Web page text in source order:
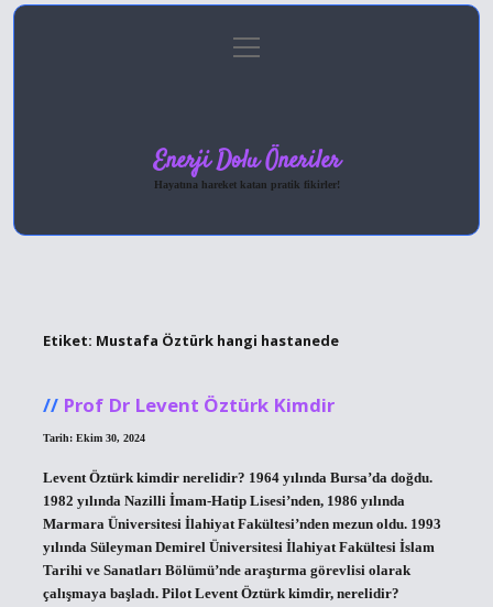
Gizlilik Politikası
menüyü
aç
Enerji Dolu Öneriler
Hayatına hareket katan pratik fikirler!
Etiket: Mustafa Öztürk hangi hastanede
Prof Dr Levent Öztürk Kimdir
Tarih: Ekim 30, 2024
Levent Öztürk kimdir nerelidir? 1964 yılında Bursa’da doğdu.
1982 yılında Nazilli İmam-Hatip Lisesi’nden, 1986 yılında
Marmara Üniversitesi İlahiyat Fakültesi’nden mezun oldu. 1993
yılında Süleyman Demirel Üniversitesi İlahiyat Fakültesi İslam
Tarihi ve Sanatları Bölümü’nde araştırma görevlisi olarak
çalışmaya başladı. Pilot Levent Öztürk kimdir, nerelidir?